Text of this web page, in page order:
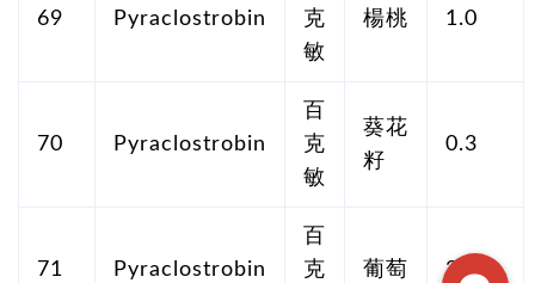
69 Pyraclostrobin
克
敏
楊桃 1.0
70 Pyraclostrobin
百
克
敏
葵花
籽
0.3
71 Pyraclostrobin
百
克
葡萄 2.0